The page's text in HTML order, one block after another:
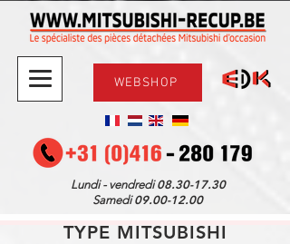
WEBSHOP
Lundi - vendredi08.30-17.30
Samedi09.00-12.00
TYPE MITSUBISHI